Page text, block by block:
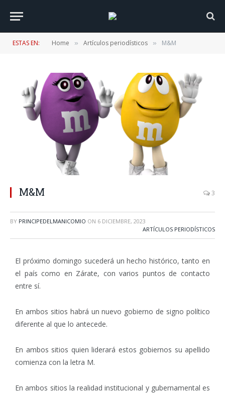
ESTAS EN: Home » Artículos periodísticos » M&M
M&M 3
BY PRINCIPEDELMANICOMIO ON 6 DICIEMBRE, 2023
ARTÍCULOS PERIODÍSTICOS
El próximo domingo sucederá un hecho histórico, tanto en
el país como en Zárate, con varios puntos de contacto
entre sí.
En ambos sitios habrá un nuevo gobierno de signo político
diferente al que lo antecede.
En ambos sitios quien liderará estos gobiernos su apellido
comienza con la letra M.
En ambos sitios la realidad institucional y gubernamental es